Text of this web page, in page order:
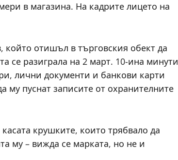
в магазина. На кадрите лицето на
който отишъл в търговския обект да
се разиграла на 2 март. 10-ина минути
лични документи и банкови карти
му пуснат записите от охранителните
крушките, които трябвало да
му – вижда се марката, но не и